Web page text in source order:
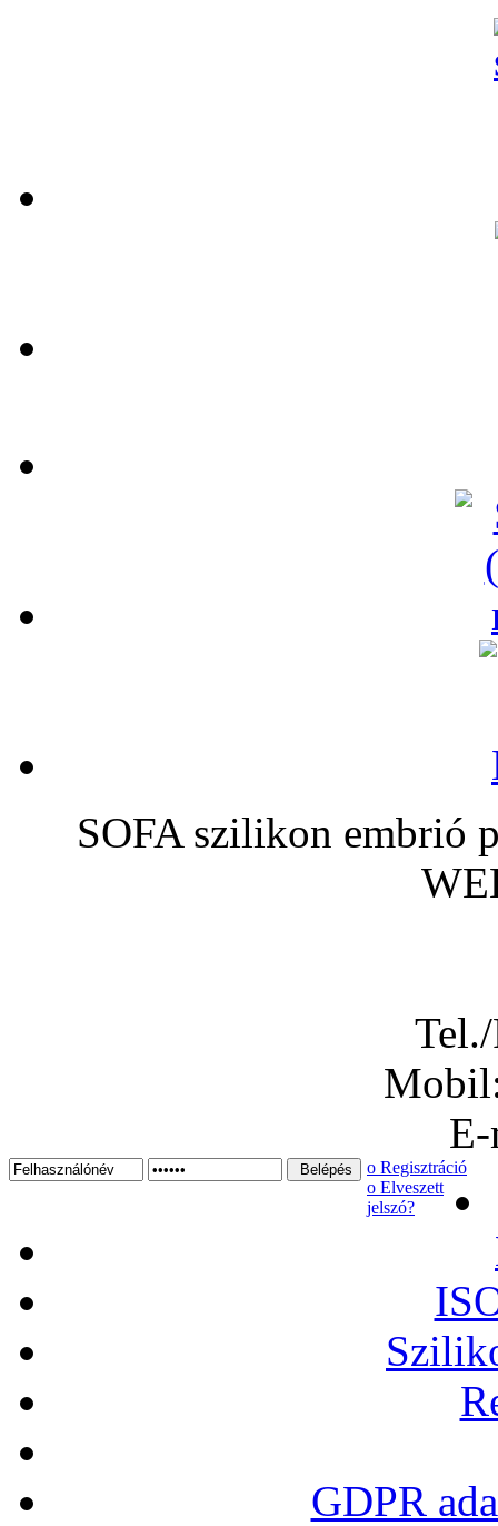
SOFA szilikon
ο Regisztráció
ο Elveszett
jelszó?
GDPR